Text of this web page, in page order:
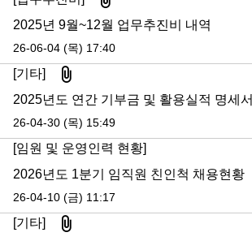
2025년 9월~12월 업무추진비 내역
26-06-04 (목) 17:40
[기타] 첨부파일
2025년도 연간 기부금 및 활용실적 명세서
26-04-30 (목) 15:49
[임원 및 운영인력 현황]
2026년도 1분기 임직원 친인척 채용현황
26-04-10 (금) 11:17
[기타] 첨부파일